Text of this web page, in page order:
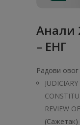
Анали
– ЕНГ
Радови овог
REVIEW
(Сажетак)